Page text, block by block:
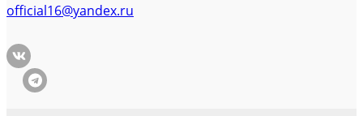
official16@yandex.ru